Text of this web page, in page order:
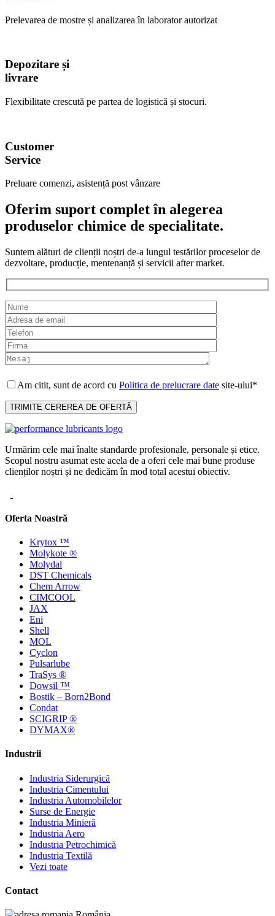
Prelevarea de mostre și analizarea în laborator autorizat
Depozitare și
livrare
Flexibilitate crescută pe partea de logistică și stocuri.
Customer
Service
Preluare comenzi, asistență post vânzare
Oferim suport complet în alegerea
produselor chimice de specialitate.
Suntem alături de clienții noștri de-a lungul testărilor proceselor de
dezvoltare, producție, mentenanță și servicii after market.
Am citit, sunt de acord cu Politica de prelucrare date site-ului*
Urmărim cele mai înalte standarde profesionale, personale și etice.
Scopul nostru asumat este acela de a oferi cele mai bune produse
clienților noștri și ne dedicăm în mod total acestui obiectiv.
Oferta Noastră
Krytox ™
Molykote ®
Molydal
DST Chemicals
Chem Arrow
CIMCOOL
JAX
Eni
Shell
MOL
Cyclon
Pulsarlube
TraSys ®
Dowsil ™
Bostik – Born2Bond
Condat
SCIGRIP ®
DYMAX®
Industrii
Industria Siderurgică
Industria Cimentului
Industria Automobilelor
Surse de Energie
Industria Minieră
Industria Aero
Industria Petrochimică
Industria Textilă
Vezi toate
Contact